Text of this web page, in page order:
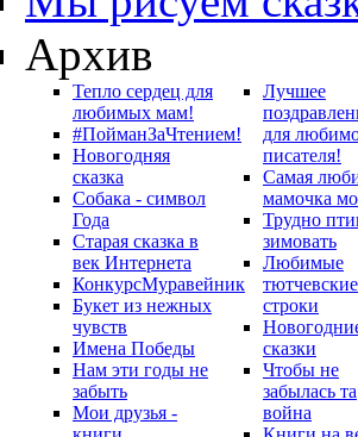
Архив
Тепло сердец для
любимых мам!
#ПойманЗаЧтением!
Новогодняя
сказка
Собака - символ
Года
Старая сказка в
век Интернета
КонкурсМуравейник
Букет из нежных
чувств
Имена Победы
Нам эти годы не
забыть
Мои друзья -
Лучшее
для
писателя!
Самая
мамочка
Трудно
зимовать
Любимые
тютчевские
строки
сказки
Чтобы не
забылась та
война